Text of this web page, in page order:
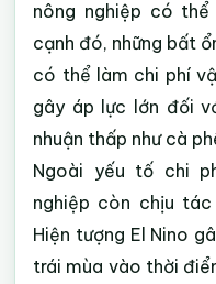
nông nghiệp có
cạnh đó, những bất
có thể làm chi phí
gây áp lực lớn đối
nhuận thấp như cà
Ngoài yếu tố chi
nghiệp còn chịu
Hiện tượng El Nino
trái mùa vào thời